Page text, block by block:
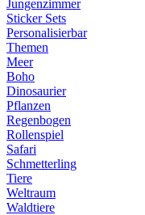
Jungenzimmer
Sticker Sets
Personalisierbar
Themen
Meer
Boho
Dinosaurier
Pflanzen
Regenbogen
Rollenspiel
Safari
Schmetterling
Tiere
Weltraum
Waldtiere